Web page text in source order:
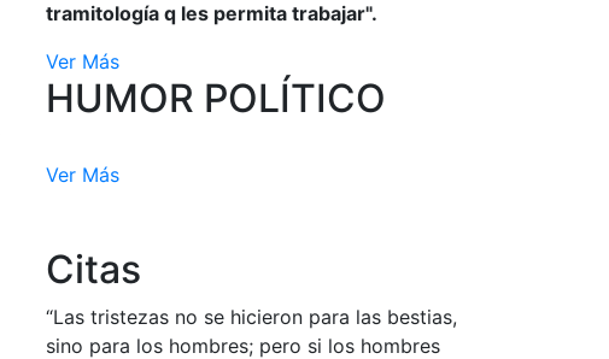
tramitología q les permita trabajar".
Ver Más
HUMOR POLÍTICO
Ver Más
Citas
“Las tristezas no se hicieron para las bestias,
sino para los hombres; pero si los hombres